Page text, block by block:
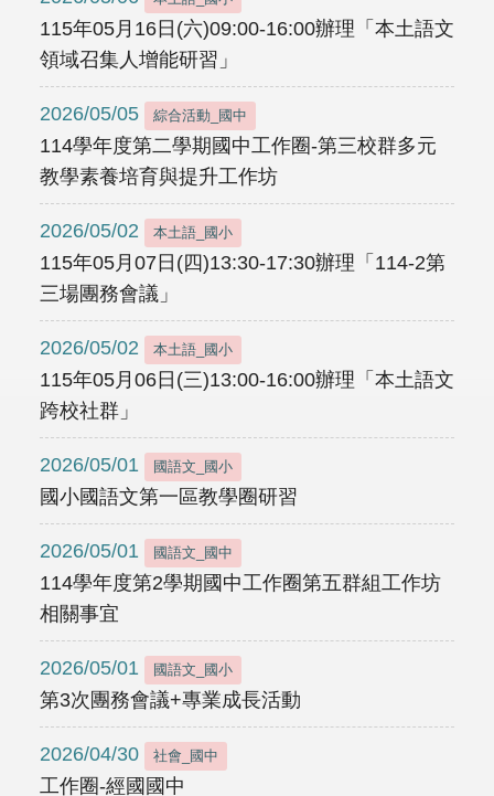
115年05月16日(六)09:00-16:00辦理「本土語文
領域召集人增能研習」
2026/05/05 綜合活動_國中
114學年度第二學期國中工作圈-第三校群多元
教學素養培育與提升工作坊
2026/05/02 本土語_國小
115年05月07日(四)13:30-17:30辦理「114-2第
三場團務會議」
2026/05/02 本土語_國小
115年05月06日(三)13:00-16:00辦理「本土語文
跨校社群」
2026/05/01 國語文_國小
國小國語文第一區教學圈研習
2026/05/01 國語文_國中
114學年度第2學期國中工作圈第五群組工作坊
相關事宜
2026/05/01 國語文_國小
第3次團務會議+專業成長活動
2026/04/30 社會_國中
工作圈-經國國中